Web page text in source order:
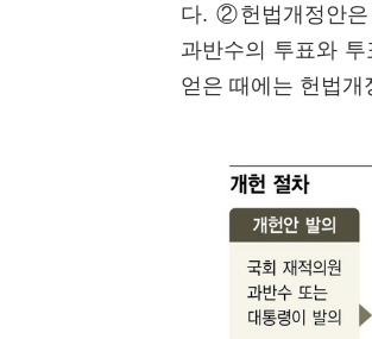
다. ②헌법개정안은
과반수의 투표와
얻은 때에는 헌법개